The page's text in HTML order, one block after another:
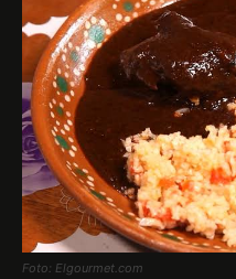
Foto: Elgourmet.com